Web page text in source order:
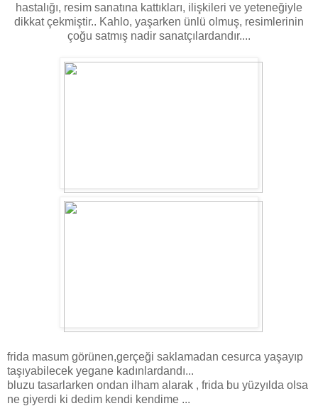
hastalığı, resim sanatına kattıkları, ilişkileri ve yeteneğiyle
dikkat çekmiştir.. Kahlo, yaşarken ünlü olmuş, resimlerinin
çoğu satmış nadir sanatçılardandır....
frida masum görünen,gerçeği saklamadan cesurca yaşayıp
taşıyabilecek yegane kadınlardandı...
bluzu tasarlarken ondan ilham alarak , frida bu yüzyılda olsa
ne giyerdi ki dedim kendi kendime ...